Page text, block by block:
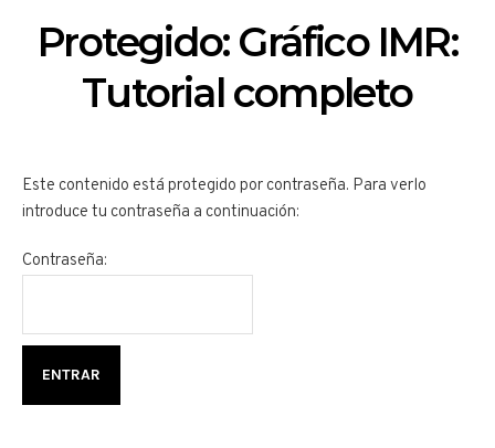
Protegido: Gráfico IMR:
Tutorial completo
Este contenido está protegido por contraseña. Para verlo
introduce tu contraseña a continuación:
Contraseña: